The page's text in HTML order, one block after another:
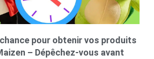
pour obtenir vos produits
– Dépêchez-vous avant